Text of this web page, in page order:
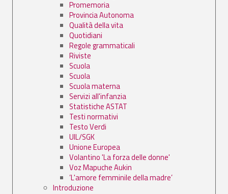
Promemoria
Provincia Autonoma
Qualità della vita
Quotidiani
Regole grammaticali
Riviste
Scuola
Scuola
Scuola materna
Servizi all'infanzia
Statistiche ASTAT
Testi normativi
Testo Verdi
UIL/SGK
Unione Europea
Volantino 'La forza delle donne'
Voz Mapuche Aukin
’L'amore femminile della madre’
Introduzione